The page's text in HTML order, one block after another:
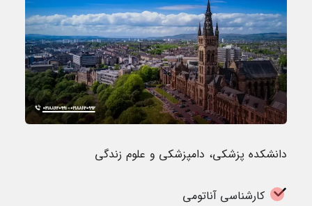
دانشکده پزشکی، دامپزشکی و علوم زندگی
کارشناسی آناتومی